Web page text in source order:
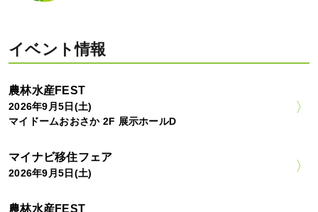
イベント情報
農林水産FEST
2026年9月5日(土)
マイドームおおさか 2F 展示ホールD
マイナビ移住フェア
2026年9月5日(土)
農林水産FEST